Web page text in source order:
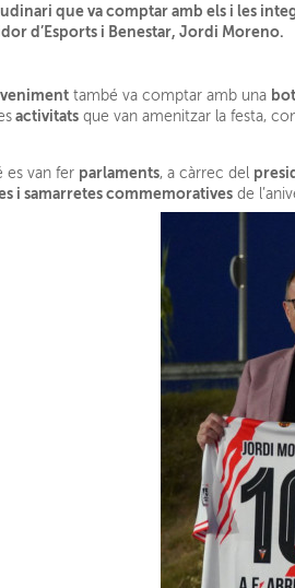
que va comptar amb els i les
d’Esports i Benestar, Jordi Moreno.
també va comptar amb una
activitatsque van amenitzar la festa,
es van fer parlaments, a càrrec del
i samarretes commemorativesde